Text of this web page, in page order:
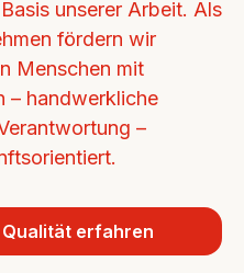
unserer Arbeit. Als
fördern wir
Menschen mit
– handwerkliche
–
erfahren